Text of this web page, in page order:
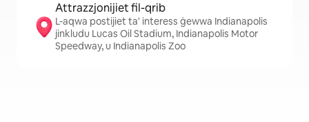
Attrazzjonijiet fil-qrib
L-aqwa postijiet ta' interess ġewwa Indianapolis
jinkludu Lucas Oil Stadium, Indianapolis Motor
Speedway, u Indianapolis Zoo